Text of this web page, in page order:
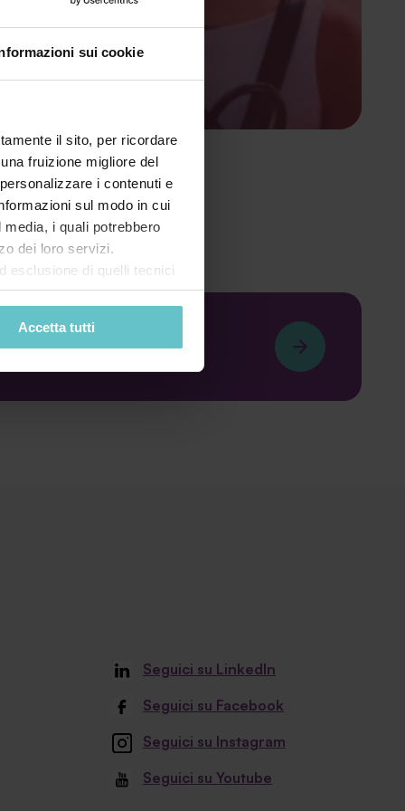
sui cookie
il sito, per ricordare
fruizione migliore del
i contenuti e
sul modo in cui
i quali potrebbero
dei loro servizi.
esclusione di quelli tecnici
di implementare tutti i
Accetta tutti
Seguici su LinkedIn
Seguici su Facebook
Seguici su Instagram
Seguici su Youtube